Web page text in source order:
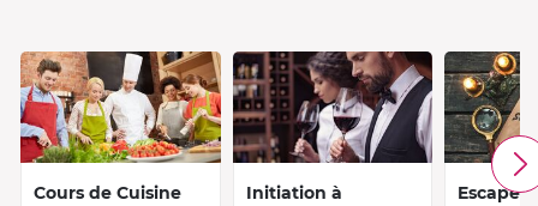
Cours de Cuisine
Initiation à
Escape